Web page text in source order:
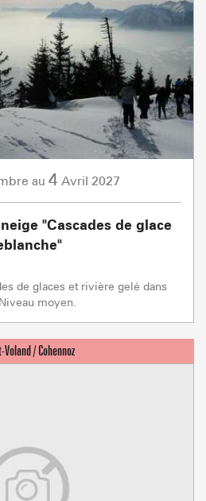
au 4 Avril 2027
"Cascades de glace
de glaces et rivière gelé dans
moyen.